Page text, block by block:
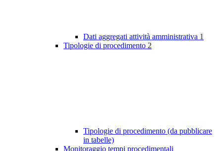
Dati aggregati attività amministrativa 1
Tipologie di procedimento 2
Tipologie di procedimento (da pubblicare
in tabelle)
Monitoraggio tempi procedimentali